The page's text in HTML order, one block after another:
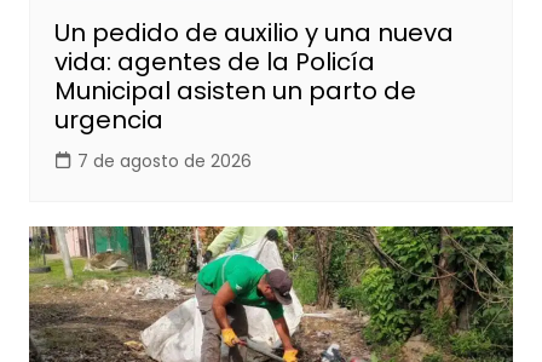
Un pedido de auxilio y una nueva
vida: agentes de la Policía
Municipal asisten un parto de
urgencia
7 de agosto de 2026